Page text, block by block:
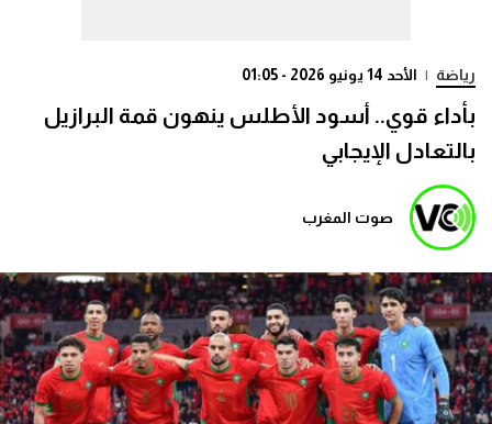
رياضة | الأحد 14 يونيو 2026 - 01:05
بأداء قوي.. أسود الأطلس ينهون قمة البرازيل
بالتعادل الإيجابي
صوت المغرب